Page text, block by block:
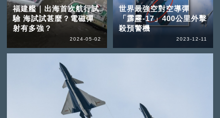
福建艦｜出海首次航行試
驗 海試試甚麼？電磁彈
射有多強？
2024-05-02
世界最強空對空導彈
「霹靂-17」400公里外擊
殺預警機
2023-12-11